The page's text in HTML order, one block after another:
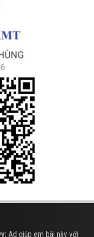
Ad giúp em bài này với